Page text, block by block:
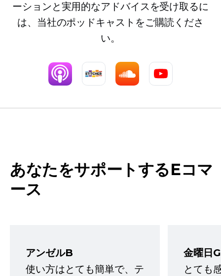
ーションと実用的なアドバイスを受け取るに
は、当社のポッドキャストをご購読くださ
い。
あなたをサポートするEコマ
ース
アンゼルB
使い方はとても簡単で、テ
金曜日G
とても